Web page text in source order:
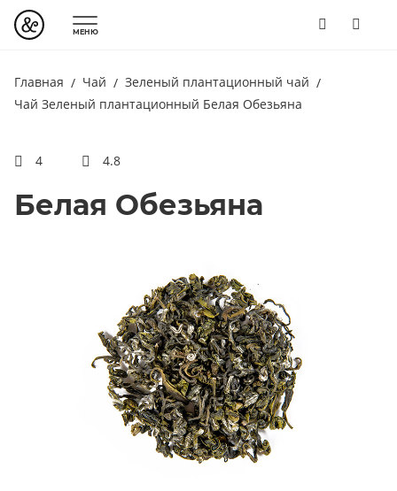
МЕНЮ
Главная Чай
Зеленый плантационный чай
Чай Зеленый плантационный Белая Обезьяна
4 4.8
Белая Обезьяна